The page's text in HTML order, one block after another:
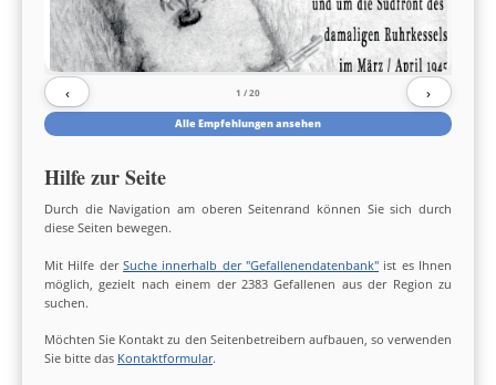
‹ 1 / 20 ›
Alle Empfehlungen ansehen
Hilfe zur Seite
Durch die Navigation am oberen Seitenrand können Sie sich durch
diese Seiten bewegen.
Mit Hilfe der Suche innerhalb der "Gefallenendatenbank" ist es Ihnen
möglich, gezielt nach einem der 2383 Gefallenen aus der Region zu
suchen.
Möchten Sie Kontakt zu den Seitenbetreibern aufbauen, so verwenden
Sie bitte das Kontaktformular.